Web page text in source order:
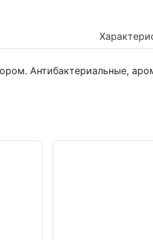
Антибактериальные,